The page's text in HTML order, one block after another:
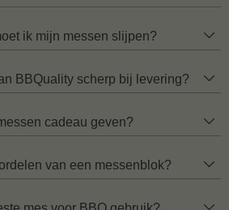
ik mijn messen slijpen?
BBQuality scherp bij levering?
cadeau geven?
van een messenblok?